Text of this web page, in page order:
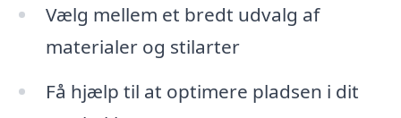
Vælg mellem et bredt udvalg af
materialer og stilarter
Få hjælp til at optimere pladsen i dit